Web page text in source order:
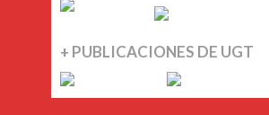
+ PUBLICACIONES DE UGT